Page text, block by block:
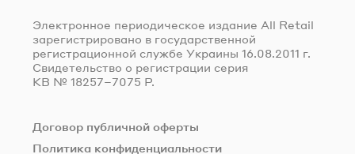
Электронное периодическое издание All Retail
зарегистрировано в государственной
регистрационной службе Украины 16.08.2011 г.
Свидетельство о регистрации серия
КВ № 18257–7075 Р.
Договор публичной оферты
Политика конфиденциальности